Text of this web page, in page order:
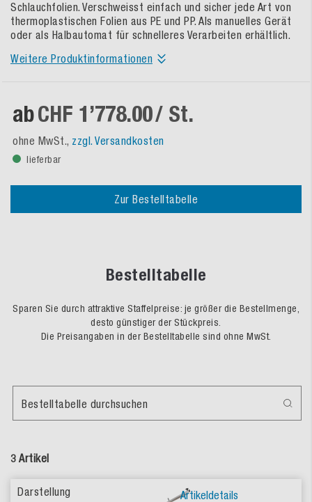
Schlauchfolien. Verschweisst einfach und sicher jede Art von
thermoplastischen Folien aus PE und PP. Als manuelles Gerät
oder als Halbautomat für schnelleres Verarbeiten erhältlich.
Weitere Produktinformationen
abCHF 1’778.00/ St.
ohne MwSt., zzgl. Versandkosten
lieferbar
Zur Bestelltabelle
Bestelltabelle
Sparen Sie durch attraktive Staffelpreise: je größer die Bestellmenge,
desto günstiger der Stückpreis.
Die Preisangaben in der Bestelltabelle sind ohne MwSt.
3 Artikel
Bestelltabelle durchsuchen
Artikeldetails